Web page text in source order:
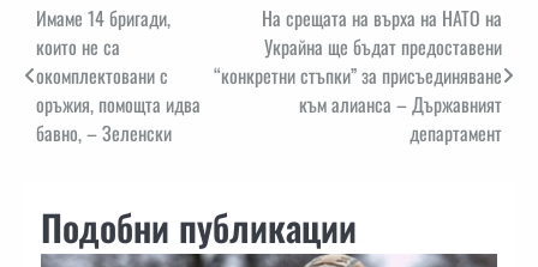
Навигация
Имаме 14 бригади,
които не са
окомплектовани с
оръжия, помощта идва
бавно, – Зеленски
На срещата на върха на НАТО на
Украйна ще бъдат предоставени
“конкретни стъпки” за присъединяване
към алианса – Държавният
департамент
Подобни публикации